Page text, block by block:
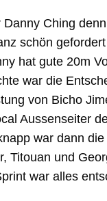
Ching
schön
hat gute 20m
war die
von Bicho
Aussenseiter
war dann
Titouan und
war alles